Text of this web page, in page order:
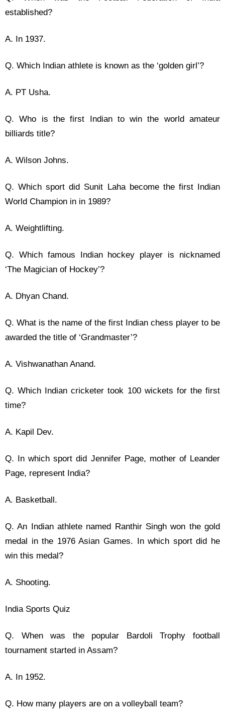
established?
A. In 1937.
Q. Which Indian athlete is known as the ‘golden girl’?
A. PT Usha.
Q. Who is the first Indian to win the world amateur
billiards title?
A. Wilson Johns.
Q. Which sport did Sunit Laha become the first Indian
World Champion in in 1989?
A. Weightlifting.
Q. Which famous Indian hockey player is nicknamed
‘The Magician of Hockey’?
A. Dhyan Chand.
Q. What is the name of the first Indian chess player to be
awarded the title of ‘Grandmaster’?
A. Vishwanathan Anand.
Q. Which Indian cricketer took 100 wickets for the first
time?
A. Kapil Dev.
Q. In which sport did Jennifer Page, mother of Leander
Page, represent India?
A. Basketball.
Q. An Indian athlete named Ranthir Singh won the gold
medal in the 1976 Asian Games. In which sport did he
win this medal?
A. Shooting.
India Sports Quiz
Q. When was the popular Bardoli Trophy football
tournament started in Assam?
A. In 1952.
Q. How many players are on a volleyball team?